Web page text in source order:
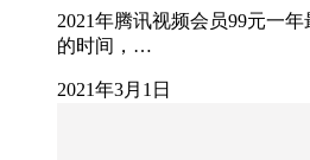
2021年腾讯视频会员99元一
的时间，…
2021年3月1日